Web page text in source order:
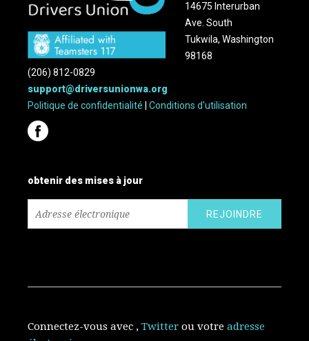
14675 Interurban
Ave. South
Tukwila, Washington
98168
(206) 812-0829
support@driversunionwa.org
Politique de confidentialité |Conditions d'utilisation
obtenir des mises à jour
Connectez-vous avec ,Twitter ou votreadresse